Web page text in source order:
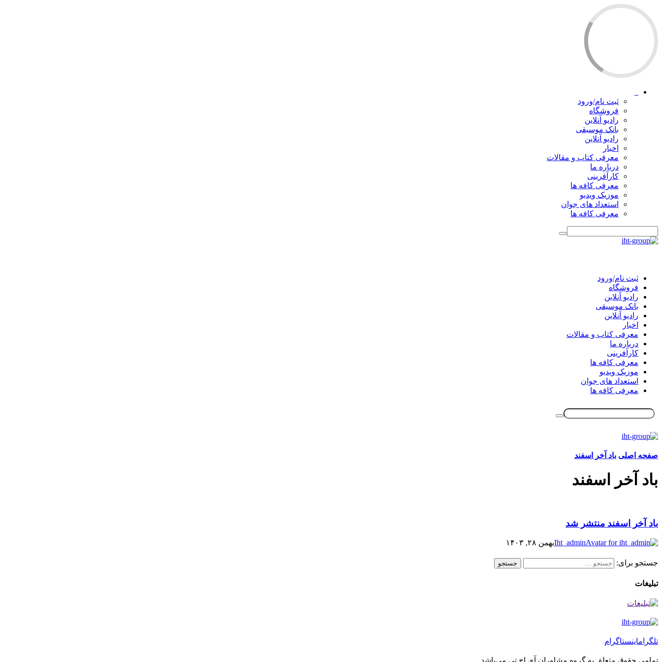
ثبت نام/ورود
فروشگاه
رادیو آنلاین
بانک موسیقی
رادیو آنلاین
اخبار
معرفی کتاب و مقالات
درباره ما
کارآفرینی
معرفی کافه ها
موزیک ویدیو
استعداد های جوان
معرفی کافه ها
ثبت نام/ورود
فروشگاه
رادیو آنلاین
بانک موسیقی
رادیو آنلاین
اخبار
معرفی کتاب و مقالات
درباره ما
کارآفرینی
معرفی کافه ها
موزیک ویدیو
استعداد های جوان
معرفی کافه ها
صفحه اصلی باد آخر اسفند
باد آخر اسفند
باد آخر اسفند منتشر شد
Iht_adminبهمن ۲۸, ۱۴۰۳
جستجو برای: جستجو
تبلیغات
تلگراماینستاگرام